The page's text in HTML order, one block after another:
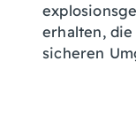
erhalten,
sicheren